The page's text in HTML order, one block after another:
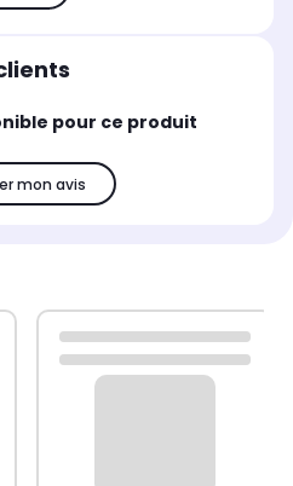
pour ce produit
mon avis